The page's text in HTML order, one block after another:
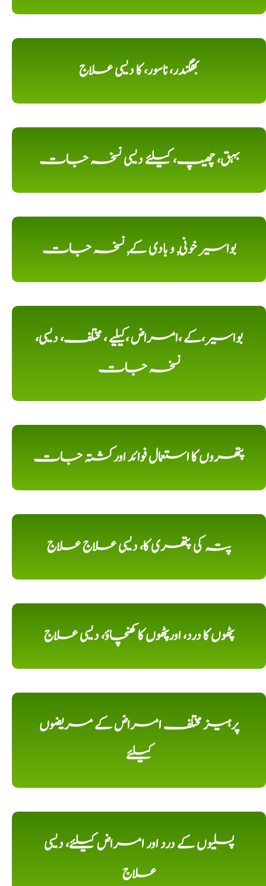
بھگندر، ناسور، کا دیسی علاج
بہق، چھیپ، کیلئے دیسی نسخہ جات
بواسیر خونی, و بادی کے, نسخہ جات
بواسیر،کے ،امراض ،کیلیے ، مختلف، دیسی،
نسخہ جات
پتھروں کا استعمال فوائد اورکشتہ جات
پتہ کی پتھری کا، دیسی علاج علاج
پٹھوں کا درد، اورپٹھوں کا کھنچاؤ، دیسی علاج
پرہیز مختلف امراض کے مریضوں
کیلئے
پسلیوں کے درد اور امراض کیلئے، دیسی
علاج